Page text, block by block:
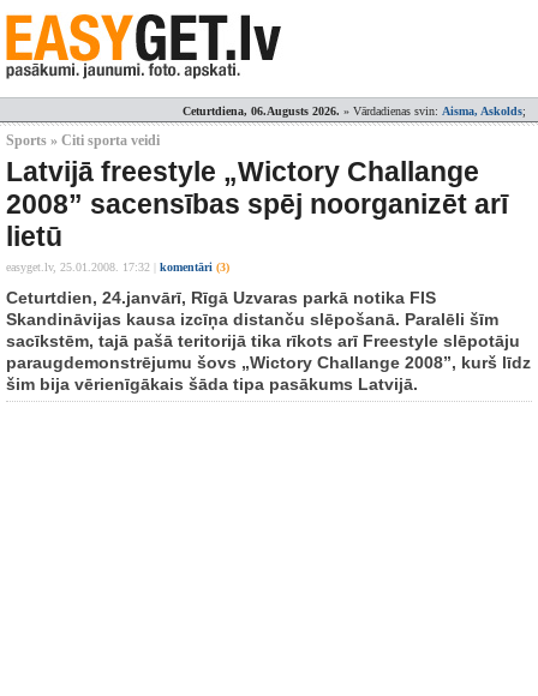
Ceturtdiena, 06.Augusts 2026. » Vārdadienas svin: Aisma, Askolds;
Sports » Citi sporta veidi
Latvijā freestyle „Wictory Challange
2008” sacensības spēj noorganizēt arī
lietū
easyget.lv, 25.01.2008. 17:32 komentāri (3)
Ceturtdien, 24.janvārī, Rīgā Uzvaras parkā notika FIS
Skandināvijas kausa izcīņa distanču slēpošanā. Paralēli šīm
sacīkstēm, tajā pašā teritorijā tika rīkots arī Freestyle slēpotāju
paraugdemonstrējumu šovs „Wictory Challange 2008”, kurš līdz
šim bija vērienīgākais šāda tipa pasākums Latvijā.